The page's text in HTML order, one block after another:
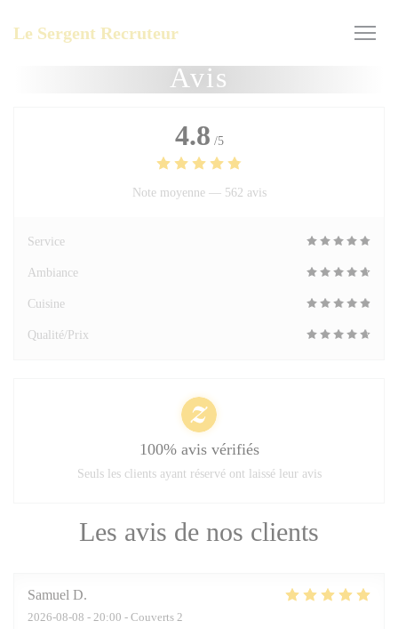
Le Sergent Recruteur
Avis
Les avis de nos clients
Samuel D
2026-08-08 - 20:00 - Couverts 2
4.8 /5
Note moyenne — 562 avis
Service
Ambiance
Cuisine
Qualité/Prix
100% avis vérifiés
Seuls les clients ayant réservé ont laissé leur avis